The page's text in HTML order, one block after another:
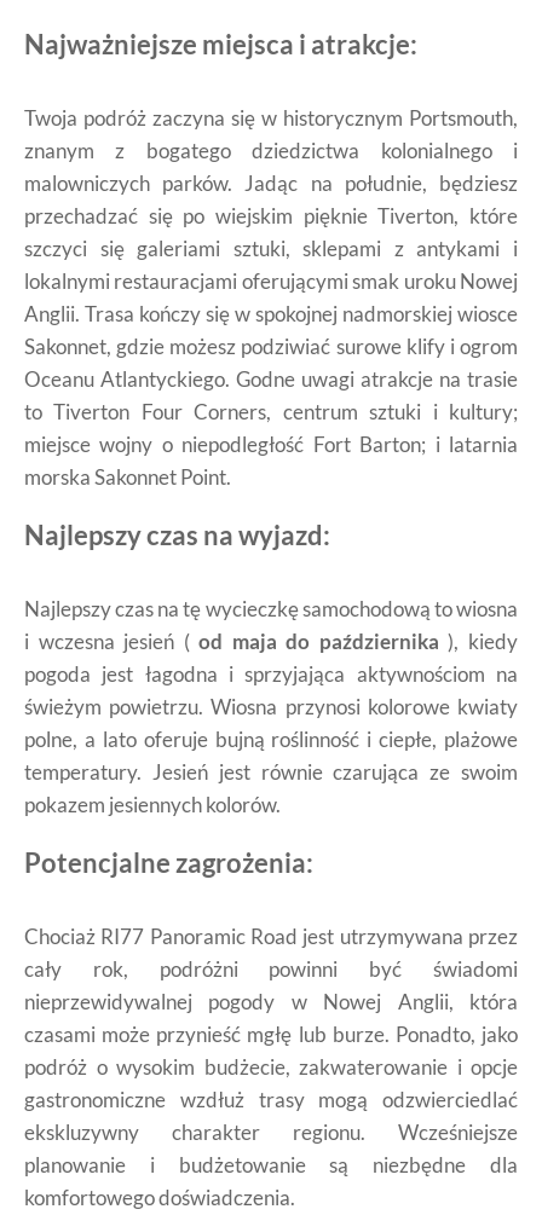
Najważniejsze miejsca i atrakcje:
Twoja podróż zaczyna się w historycznym Portsmouth,
znanym z bogatego dziedzictwa kolonialnego i
malowniczych parków. Jadąc na południe, będziesz
przechadzać się po wiejskim pięknie Tiverton, które
szczyci się galeriami sztuki, sklepami z antykami i
lokalnymi restauracjami oferującymi smak uroku Nowej
Anglii. Trasa kończy się w spokojnej nadmorskiej wiosce
Sakonnet, gdzie możesz podziwiać surowe klify i ogrom
Oceanu Atlantyckiego. Godne uwagi atrakcje na trasie
to Tiverton Four Corners, centrum sztuki i kultury;
miejsce wojny o niepodległość Fort Barton; i latarnia
morska Sakonnet Point.
Najlepszy czas na wyjazd:
Najlepszy czas na tę wycieczkę samochodową to wiosna
i wczesna jesień (od maja do października ), kiedy
pogoda jest łagodna i sprzyjająca aktywnościom na
świeżym powietrzu. Wiosna przynosi kolorowe kwiaty
polne, a lato oferuje bujną roślinność i ciepłe, plażowe
temperatury. Jesień jest równie czarująca ze swoim
pokazem jesiennych kolorów.
Potencjalne zagrożenia:
Chociaż RI77 Panoramic Road jest utrzymywana przez
cały rok, podróżni powinni być świadomi
nieprzewidywalnej pogody w Nowej Anglii, która
czasami może przynieść mgłę lub burze. Ponadto, jako
podróż o wysokim budżecie, zakwaterowanie i opcje
gastronomiczne wzdłuż trasy mogą odzwierciedlać
ekskluzywny charakter regionu. Wcześniejsze
planowanie i budżetowanie są niezbędne dla
komfortowego doświadczenia.